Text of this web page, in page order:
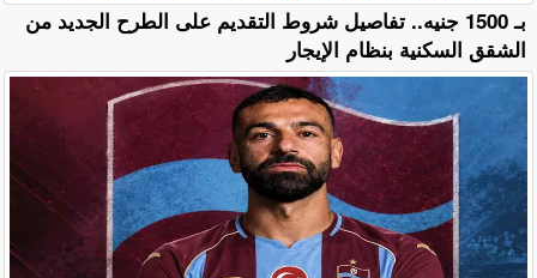
بـ 1500 جنيه.. تفاصيل شروط التقديم على الطرح الجديد من
الشقق السكنية بنظام الإيجار